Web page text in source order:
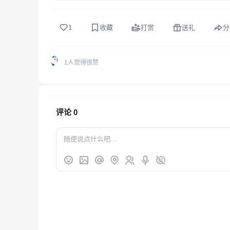
1 收藏 打赏 送礼
1人觉得很赞
评论0